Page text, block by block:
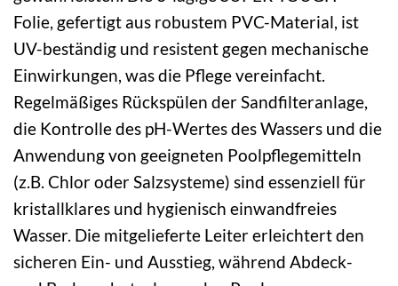
Folie, gefertigt aus robustem PVC-Material, ist
UV-beständig und resistent gegen mechanische
Einwirkungen, was die Pflege vereinfacht.
Regelmäßiges Rückspülen der Sandfilteranlage,
die Kontrolle des pH-Wertes des Wassers und die
Anwendung von geeigneten Poolpflegemitteln
(z.B. Chlor oder Salzsysteme) sind essenziell für
kristallklares und hygienisch einwandfreies
Wasser. Die mitgelieferte Leiter erleichtert den
sicheren Ein- und Ausstieg, während Abdeck-